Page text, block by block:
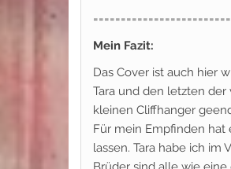
Mein Fazit:
Das Cover ist auch hier
Tara und den letzten der
kleinen Cliffhanger
Für mein Empfinden hat
lassen. Tara habe ich im